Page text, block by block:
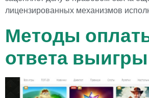
лицензированных механизмов
Методы
ответа